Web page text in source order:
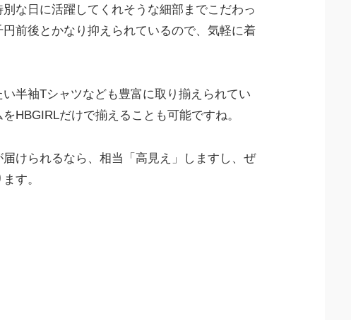
な日に活躍してくれそうな細部までこだわっ
前後とかなり抑えられているので、気軽に着
半袖Tシャツなども豊富に取り揃えられてい
HBGIRLだけで揃えることも可能ですね。
けられるなら、相当「高見え」しますし、ぜ
す。